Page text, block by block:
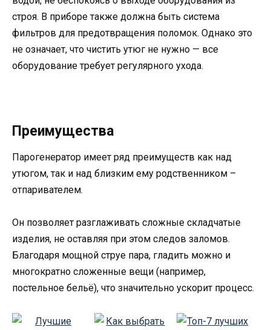
строя. В приборе также должна быть система
фильтров для предотвращения поломок. Однако это
не означает, что чистить утюг не нужно — все
оборудование требует регулярного ухода.
Преимущества
Парогенератор имеет ряд преимуществ как над
утюгом, так и над близким ему родственником –
отпаривателем.
Он позволяет разглаживать сложные складчатые
изделия, не оставляя при этом следов заломов.
Благодаря мощной струе пара, гладить можно и
многократно сложенные вещи (например,
постельное бельё), что значительно ускорит процесс.